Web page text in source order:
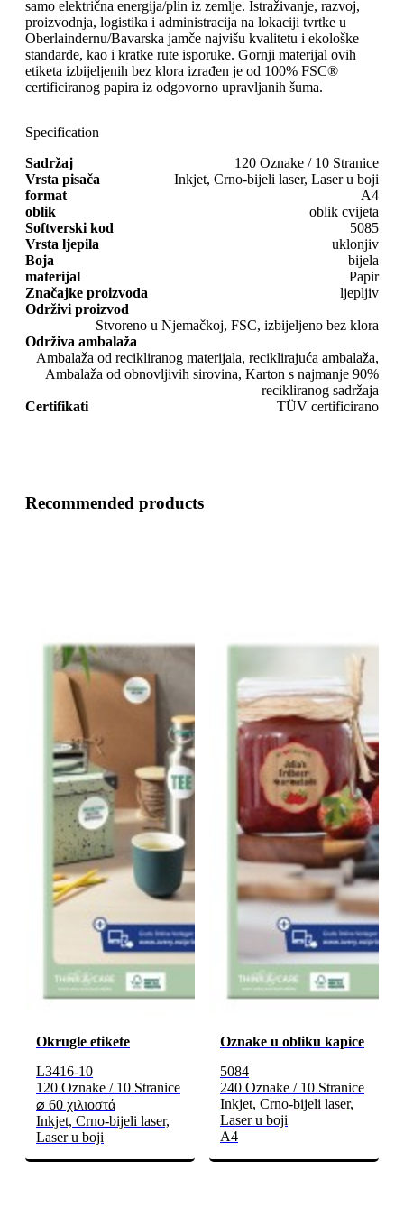
samo električna energija/plin iz zemlje. Istraživanje, razvoj,
proizvodnja, logistika i administracija na lokaciji tvrtke u
Oberlaindernu/Bavarska jamče najvišu kvalitetu i ekološke
standarde, kao i kratke rute isporuke. Gornji materijal ovih
etiketa izbijeljenih bez klora izrađen je od 100% FSC®
certificiranog papira iz odgovorno upravljanih šuma.
Specification
Sadržaj
120 Oznake / 10 Stranice
Vrsta pisača
Inkjet, Crno-bijeli laser, Laser u boji
format
A4
oblik
oblik cvijeta
Softverski kod
5085
Vrsta ljepila
uklonjiv
Boja
bijela
materijal
Papir
Značajke proizvoda
ljepljiv
Održivi proizvod
Stvoreno u Njemačkoj, FSC, izbijeljeno bez klora
Održiva ambalaža
Ambalaža od recikliranog materijala, reciklirajuća ambalaža,
Ambalaža od obnovljivih sirovina, Karton s najmanje 90%
recikliranog sadržaja
Certifikati
TÜV certificirano
Recommended products
Okrugle etikete
L3416-10
120 Oznake / 10 Stranice
⌀ 60 χιλιοστά
Inkjet, Crno-bijeli laser,
Laser u boji
Oznake u obliku kapice
5084
240 Oznake / 10 Stranice
Inkjet, Crno-bijeli laser,
Laser u boji
A4